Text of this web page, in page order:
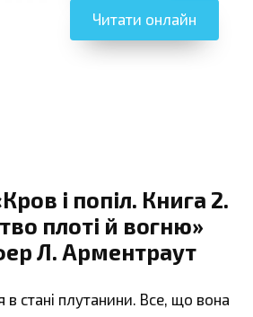
Читати онлайн
і попіл. Книга 2.
плоті й вогню»
Л. Арментраут
в стані плутанини. Все, що вона